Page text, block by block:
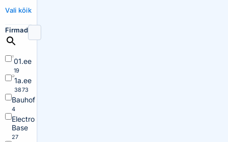
Vali kõik
Firmad
01.ee
19
1a.ee
3873
Bauhof
4
Electro
Base
27